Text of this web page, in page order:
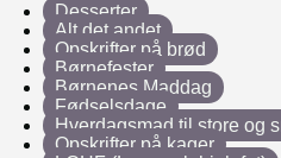
Desserter
Alt det andet
Opskrifter på brød
Børnefester
Børnenes Maddag
Fødselsdage
Hverdagsmad til store og
Opskrifter på kager